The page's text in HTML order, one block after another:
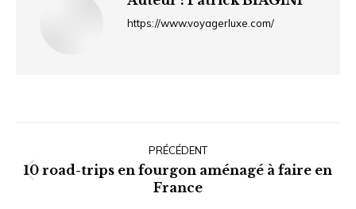
https://www.voyagerluxe.com/
PRÉCÉDENT
Article
10 road-trips en fourgon aménagé à faire en
France